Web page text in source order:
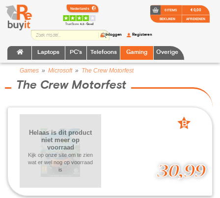
TrustScore:4.2 • Goed
Laptops PC's Telefoons Gaming Overige
Inloggen Registeren
0 ITEMS
BEKIJKEN
€ 0,00
AFREKENEN
Games » Microsoft» The Crew Motorfest
The Crew Motorfest
30,99
Helaas is dit product
niet meer op
voorraad
Kijk op onze site om te zien
wat er wel nog op voorraad
is
B